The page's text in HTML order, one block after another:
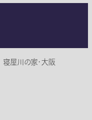
寝屋川の家・大阪